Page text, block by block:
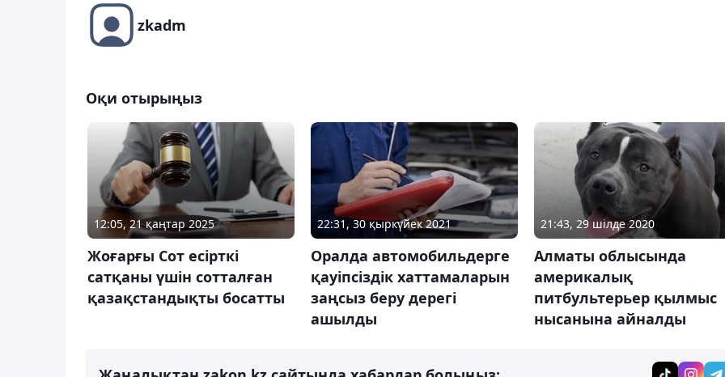
zkadm
Оқи отырыңыз
12:05, 21 қаңтар 2025
Жоғарғы Сот есірткі
сатқаны үшін сотталған
қазақстандықты босатты
22:31, 30 қыркүйек 2021
Оралда автомобильдерге
қауіпсіздік хаттамаларын
заңсыз беру дерегі
ашылды
21:43, 29 шілде 2020
Алматы облысында
америкалық
питбультерьер қылмыс
нысанына айналды